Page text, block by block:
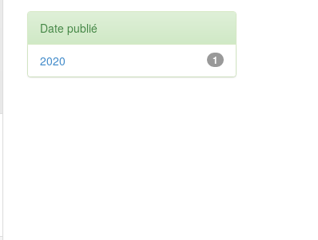
Date publié
1
2020